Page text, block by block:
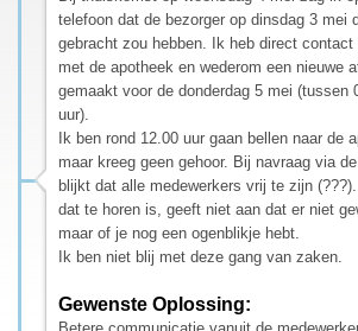
telefoon dat de bezorger op dinsdag 3 mei
gebracht zou hebben. Ik heb direct contact
met de apotheek en wederom een nieuwe
gemaakt voor de donderdag 5 mei (tussen
uur).
Ik ben rond 12.00 uur gaan bellen naar de
maar kreeg geen gehoor. Bij navraag via
blijkt dat alle medewerkers vrij te zijn
dat te horen is, geeft niet aan dat er niet
maar of je nog een ogenblikje hebt.
Ik ben niet blij met deze gang van zaken.
Gewenste Oplossing: